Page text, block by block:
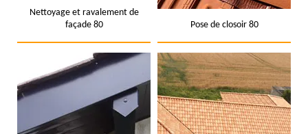
Nettoyage et ravalement de
façade 80
Pose de closoir 80